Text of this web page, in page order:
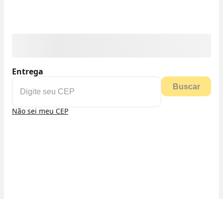
Entrega
Buscar
Não sei meu CEP